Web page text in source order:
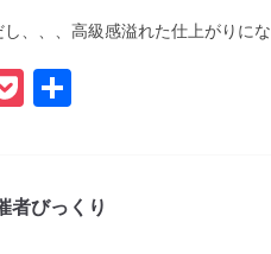
、、、高級感溢れた仕上がりにな
P
et
者びっくり